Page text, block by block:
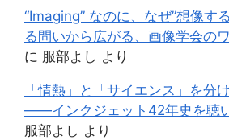
“Imaging” なのに、なぜ”想像す
る問いから広がる、画像学会の
に 服部よし より
「情熱」と「サイエンス」を分
——インクジェット42年史を聴
服部よし より